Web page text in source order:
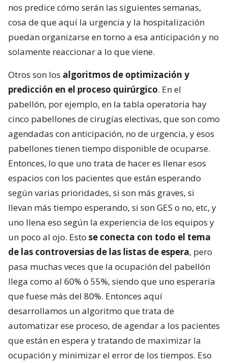
nos predice cómo serán las siguientes semanas,
cosa de que aquí la urgencia y la hospitalización
puedan organizarse en torno a esa anticipación y no
solamente reaccionar a lo que viene.
Otros son los algoritmos de optimización y
predicción en el proceso quirúrgico. En el
pabellón, por ejemplo, en la tabla operatoria hay
cinco pabellones de cirugías electivas, que son como
agendadas con anticipación, no de urgencia, y esos
pabellones tienen tiempo disponible de ocuparse.
Entonces, lo que uno trata de hacer es llenar esos
espacios con los pacientes que están esperando
según varias prioridades, si son más graves, si
llevan más tiempo esperando, si son GES o no, etc, y
uno llena eso según la experiencia de los equipos y
un poco al ojo. Esto se conecta con todo el tema
de las controversias de las listas de espera, pero
pasa muchas veces que la ocupación del pabellón
llega como al 60% ó 55%, siendo que uno esperaría
que fuese más del 80%. Entonces aquí
desarrollamos un algoritmo que trata de
automatizar ese proceso, de agendar a los pacientes
que están en espera y tratando de maximizar la
ocupación y minimizar el error de los tiempos. Eso